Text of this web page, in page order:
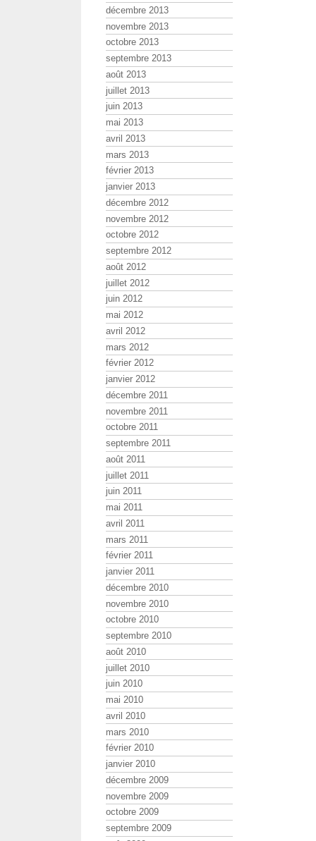
décembre 2013
novembre 2013
octobre 2013
septembre 2013
août 2013
juillet 2013
juin 2013
mai 2013
avril 2013
mars 2013
février 2013
janvier 2013
décembre 2012
novembre 2012
octobre 2012
septembre 2012
août 2012
juillet 2012
juin 2012
mai 2012
avril 2012
mars 2012
février 2012
janvier 2012
décembre 2011
novembre 2011
octobre 2011
septembre 2011
août 2011
juillet 2011
juin 2011
mai 2011
avril 2011
mars 2011
février 2011
janvier 2011
décembre 2010
novembre 2010
octobre 2010
septembre 2010
août 2010
juillet 2010
juin 2010
mai 2010
avril 2010
mars 2010
février 2010
janvier 2010
décembre 2009
novembre 2009
octobre 2009
septembre 2009